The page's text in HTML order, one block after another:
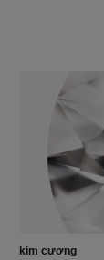
kim cương